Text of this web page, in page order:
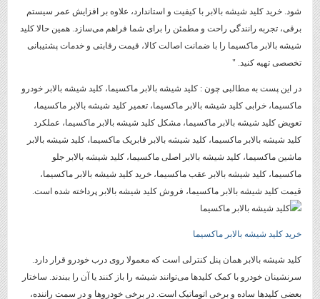
شود. خرید کلید شیشه بالابر با کیفیت و استاندارد، علاوه بر افزایش عمر سیستم
برقی، تجربه رانندگی راحت و مطمئن را برای شما فراهم می‌سازد. همین حالا کلید
شیشه بالابر ماکسیما را با ضمانت اصالت کالا، قیمت رقابتی و خدمات پشتیبانی
تخصصی تهیه کنید. "
در این پست به مطالبی چون : کلید شیشه بالابر ماکسیما، کلید شیشه بالابر خودرو
ماکسیما، خرابی کلید شیشه بالابر ماکسیما، تعمیر کلید شیشه بالابر ماکسیما،
تعویض کلید شیشه بالابر ماکسیما، مشکل کلید شیشه بالابر ماکسیما، عملکرد
کلید شیشه بالابر ماکسیما، کلید شیشه بالابر فابریک ماکسیما، کلید شیشه بالابر
ماشین ماکسیما، کلید شیشه بالابر اصلی ماکسیما، کلید شیشه بالابر جلو
ماکسیما، کلید شیشه بالابر عقب ماکسیما، خرید کلید شیشه بالابر ماکسیما،
قیمت کلید شیشه بالابر ماکسیما، فروش کلید شیشه بالابر پرداخته شده است.
خرید کلید شیشه بالابر ماکسیما
کلید شیشه بالابر همان پنل کنترلی است که معمولا روی درب خودرو قرار دارد.
سرنشینان خودرو با کمک کلیدها می‌توانند شیشه را باز کنند یا آن را ببندند. ساختار
بعضی کلیدها ساده و برخی اتوماتیک است. در برخی خودروها و در سمت راننده،